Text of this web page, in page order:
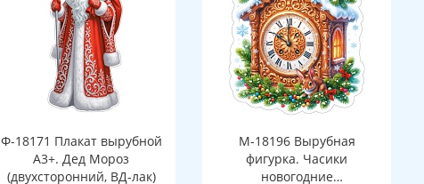
Ф-18171 Плакат вырубной
А3+. Дед Мороз
(двухсторонний, ВД-лак)
М-18196 Вырубная
фигурка. Часики
новогодние